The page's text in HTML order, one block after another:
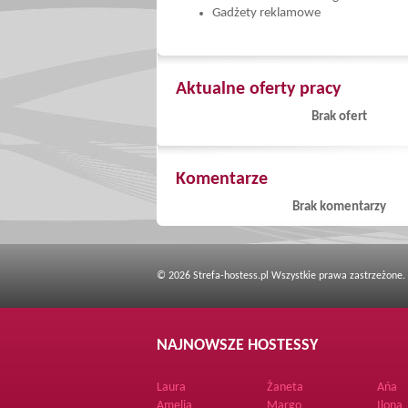
Gadżety reklamowe
Aktualne oferty pracy
Brak ofert
Komentarze
Brak komentarzy
© 2026 Strefa-hostess.pl Wszystkie prawa zastrzeżone.
NAJNOWSZE HOSTESSY
Laura Żaneta Ańa